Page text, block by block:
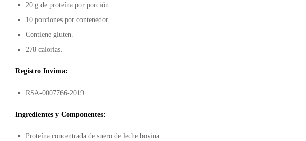
20 g de proteína por porción.
10 porciones por contenedor
Contiene gluten.
278 calorías.
Registro Invima:
RSA-0007766-2019.
Ingredientes y Componentes:
Proteína concentrada de suero de leche bovina